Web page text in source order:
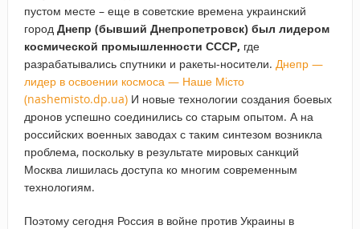
пустом месте – еще в советские времена украинский
город Днепр (бывший Днепропетровск) был лидером
космической промышленности СССР, где
разрабатывались спутники и ракеты-носители. Днепр —
лидер в освоении космоса — Наше Місто
(nashemisto.dp.ua)И новые технологии создания боевых
дронов успешно соединились со старым опытом. А на
российских военных заводах с таким синтезом возникла
проблема, поскольку в результате мировых санкций
Москва лишилась доступа ко многим современным
технологиям.
Поэтому сегодня Россия в войне против Украины в